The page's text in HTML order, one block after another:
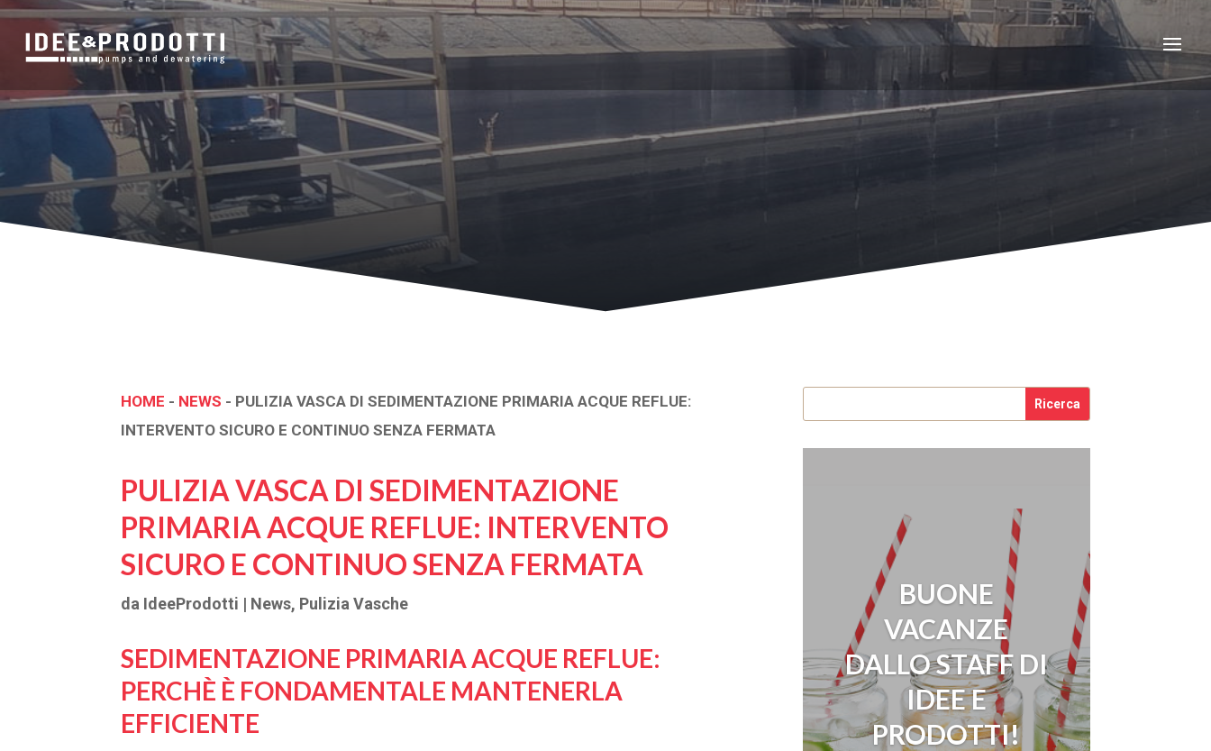
HOME - NEWS - PULIZIA VASCA DI SEDIMENTAZIONE PRIMARIA ACQUE REFLUE:
INTERVENTO SICURO E CONTINUO SENZA FERMATA
PULIZIA VASCA DI SEDIMENTAZIONE
PRIMARIA ACQUE REFLUE: INTERVENTO
SICURO E CONTINUO SENZA FERMATA
da IdeeProdotti | News, Pulizia Vasche
SEDIMENTAZIONE PRIMARIA ACQUE REFLUE:
PERCHÈ È FONDAMENTALE MANTENERLA
EFFICIENTE
BUONE
VACANZE
DALLO STAFF DI
IDEE E
PRODOTTI!